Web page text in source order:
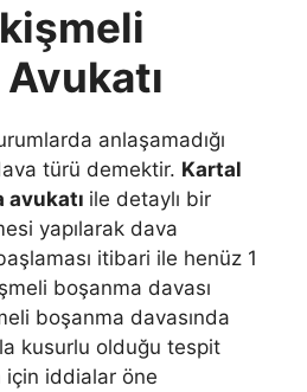
anlaşamadığı
türü demektir. Kartal
avukatı ile detaylı bir
yapılarak dava
itibari ile henüz 1
boşanma davası
boşanma davasında
kusurlu olduğu tespit
için iddialar öne